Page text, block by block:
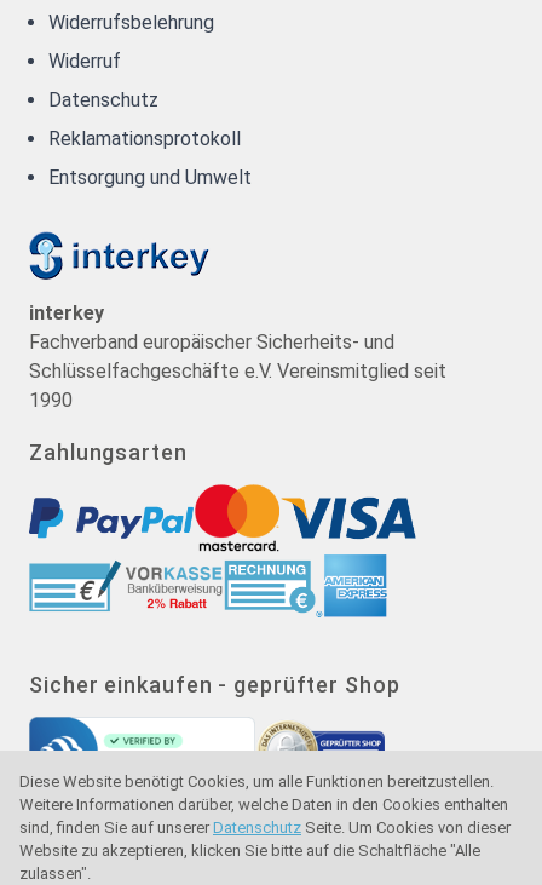
Diese Website benötigt Cookies, um alle Funktionen bereitzustellen.
Weitere Informationen darüber, welche Daten in den Cookies enthalten
sind, finden Sie auf unserer Datenschutz Seite. Um Cookies von dieser
Website zu akzeptieren, klicken Sie bitte auf die Schaltfläche "Alle
zulassen".
Widerrufsbelehrung
Widerruf
Datenschutz
Reklamationsprotokoll
Entsorgung und Umwelt
interkey
Fachverband europäischer Sicherheits- und
Schlüsselfachgeschäfte e.V. Vereinsmitglied seit
1990
Zahlungsarten
Sicher einkaufen - geprüfter Shop